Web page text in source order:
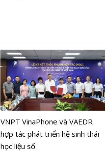
VNPT VinaPhone và VAEDR
hợp tác phát triển hệ sinh thái
học liệu số